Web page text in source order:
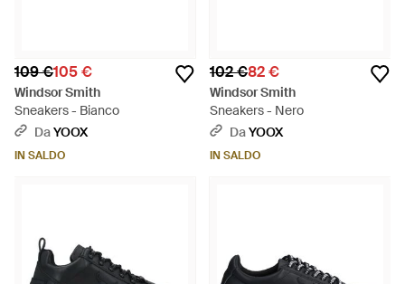
109 €105 €
Windsor Smith
Sneakers - Bianco
DaYOOX
IN SALDO
102 €82 €
Windsor Smith
Sneakers - Nero
DaYOOX
IN SALDO